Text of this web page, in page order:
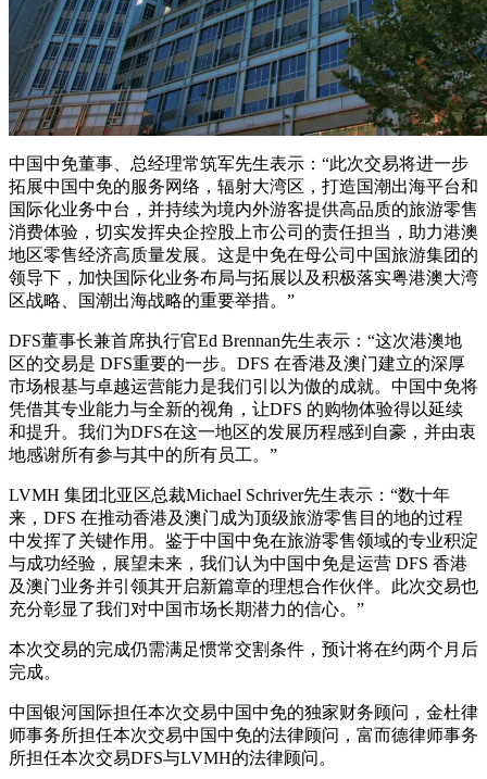
中国中免董事、总经理常筑军先生表示：“此次交易将进一步
拓展中国中免的服务网络，辐射大湾区，打造国潮出海平台和
国际化业务中台，并持续为境内外游客提供高品质的旅游零售
消费体验，切实发挥央企控股上市公司的责任担当，助力港澳
地区零售经济高质量发展。这是中免在母公司中国旅游集团的
领导下，加快国际化业务布局与拓展以及积极落实粤港澳大湾
区战略、国潮出海战略的重要举措。”
DFS董事长兼首席执行官Ed Brennan先生表示：“这次港澳地
区的交易是 DFS重要的一步。DFS 在香港及澳门建立的深厚
市场根基与卓越运营能力是我们引以为傲的成就。中国中免将
凭借其专业能力与全新的视角，让DFS 的购物体验得以延续
和提升。我们为DFS在这一地区的发展历程感到自豪，并由衷
地感谢所有参与其中的所有员工。”
LVMH 集团北亚区总裁Michael Schriver先生表示：“数十年
来，DFS 在推动香港及澳门成为顶级旅游零售目的地的过程
中发挥了关键作用。鉴于中国中免在旅游零售领域的专业积淀
与成功经验，展望未来，我们认为中国中免是运营 DFS 香港
及澳门业务并引领其开启新篇章的理想合作伙伴。此次交易也
充分彰显了我们对中国市场长期潜力的信心。”
本次交易的完成仍需满足惯常交割条件，预计将在约两个月后
完成。
中国银河国际担任本次交易中国中免的独家财务顾问，金杜律
师事务所担任本次交易中国中免的法律顾问，富而德律师事务
所担任本次交易DFS与LVMH的法律顾问。